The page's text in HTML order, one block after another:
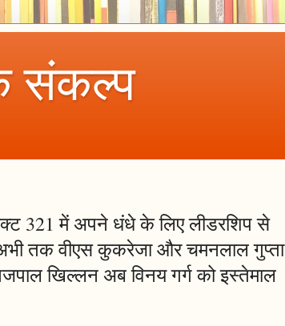
संकल्प
321 में अपने धंधे के लिए लीडरशिप से
तक वीएस कुकरेजा और चमनलाल गुप्ता
खिल्लन अब विनय गर्ग को इस्तेमाल